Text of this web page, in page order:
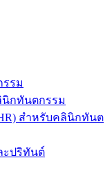
รรม
นิกทันตกรรม
สำหรับคลินิกทันต
ะปริทันต์